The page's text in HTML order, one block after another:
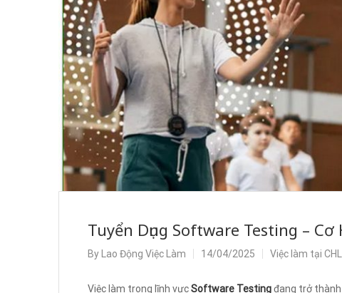
Tuyển Dụng Software Testing –
By Lao Động Việc Làm 14/04/2025 Việc làm tại
Việc làm trong lĩnh vựcSoftware Testingđang trở